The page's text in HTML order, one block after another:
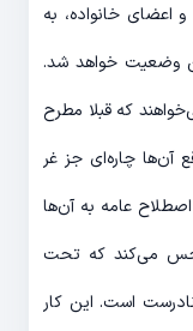
اعضای خانواده، به
وضعیت خواهد شد.
که قبلا مطرح
چاره‌ای جز غر
عامه به آن‌ها
حس می‌کند که تحت
است. این کار